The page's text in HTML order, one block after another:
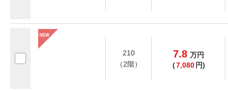
210
（2階）
7.8 万円
(7,080 円)